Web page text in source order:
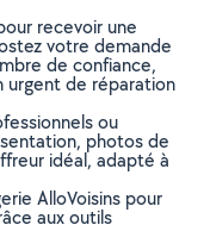
recevoir une
votre demande
de confiance,
urgent de réparation
ou
photos de
idéal, adapté à
AlloVoisins pour
aux outils